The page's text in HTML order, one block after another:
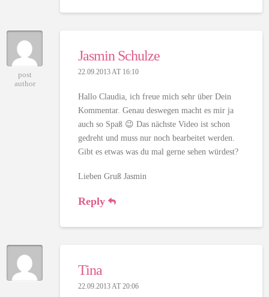
post
author
Jasmin Schulze
22.09.2013 AT 16:10
Hallo Claudia, ich freue mich sehr über Dein
Kommentar. Genau deswegen macht es mir ja
auch so Spaß 😉 Das nächste Video ist schon
gedreht und muss nur noch bearbeitet werden.
Gibt es etwas was du mal gerne sehen würdest?
Lieben Gruß Jasmin
Reply
Tina
22.09.2013 AT 20:06